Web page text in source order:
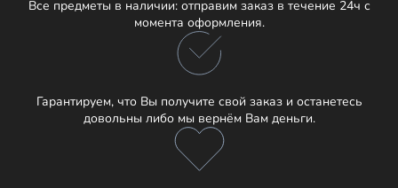
Все предметы в наличии: отправим заказ в течение 24ч с
момента оформления.
Гарантируем, что Вы получите свой заказ и останетесь
довольны либо мы вернём Вам деньги.